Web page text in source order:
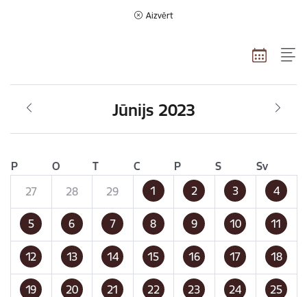
Aizvērt
Jūnijs 2023
P O T C P S
Sv
27
28 29 1 2 3 4
5 6 7 8 9 10 11
12 13 14 15 16 17 18
19 20 21 22 23 24 25